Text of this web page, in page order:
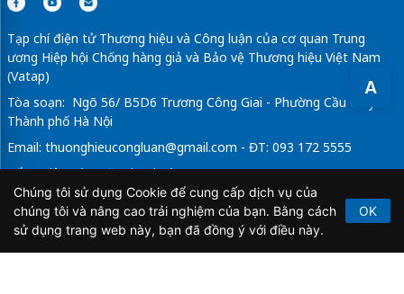
A
Tạp chí điện tử Thương hiệu và Công luận của cơ quan Trung
ương Hiệp hội Chống hàng giả và Bảo vệ Thương hiệu Việt Nam
(Vatap)
Tòa soạn: Ngõ 56/ B5D6 Trương Công Giai - Phường Cầu Giấy -
Thành phố Hà Nội
Email: thuonghieucongluan@gmail.com - ĐT: 093 172 5555
Tổng Biên Tập: Vũ Đức Thuận
Giấy phép hoạt động báo chí điện tử số 64/GP-BTTTT do Bộ
Thông tin và Truyền thông cấp ngày 21/2/2020.
Chúng tôi sử dụng Cookie để cung cấp dịch vụ của
chúng tôi và nâng cao trải nghiệm của bạn. Bằng cách
sử dụng trang web này, bạn đã đồng ý với điều này.
OK